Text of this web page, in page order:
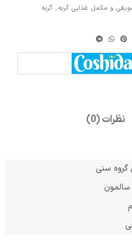
و مکمل غذایی گربه, گربه
نظرات (0)
گروه سنی